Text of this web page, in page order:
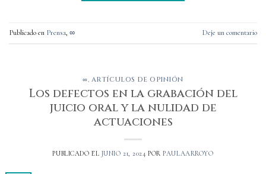
Publicado en Prensa, ∞ Deje un comentario
∞, ARTÍCULOS DE OPINIÓN
Los defectos en la grabación del
juicio oral y la nulidad de
actuaciones
PUBLICADO EL JUNIO 21, 2024 PORPAULAARROYO